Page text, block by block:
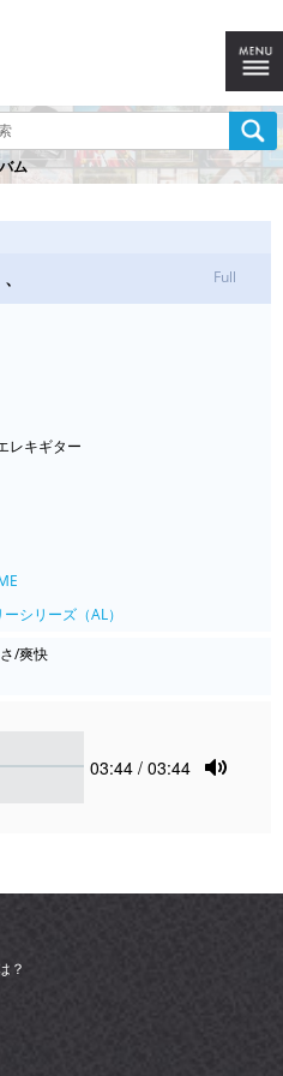
ム
Full
レキギター
シリーズ（AL）
/爽快
Current
03:44 / 03:44
？